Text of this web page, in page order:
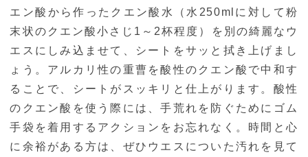
エン酸から作ったクエン酸水（水250mlに対して粉
末状のクエン酸小さじ1～2杯程度）を別の綺麗なウ
エスにしみ込ませて、シートをサッと拭き上げまし
ょう。アルカリ性の重曹を酸性のクエン酸で中和す
ることで、シートがスッキリと仕上がります。酸性
のクエン酸を使う際には、手荒れを防ぐためにゴム
手袋を着用するアクションをお忘れなく。時間と心
に余裕がある方は、ぜひウエスについた汚れを見て